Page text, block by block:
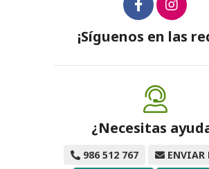
¡Síguenos en las
¿Necesitas
986 512 767
ENVIAR